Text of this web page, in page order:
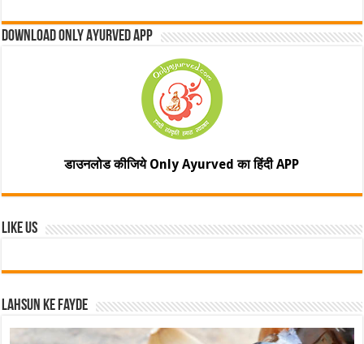
Download Only Ayurved App
डाउनलोड कीजिये Only Ayurved का हिंदी APP
Like Us
Lahsun ke fayde